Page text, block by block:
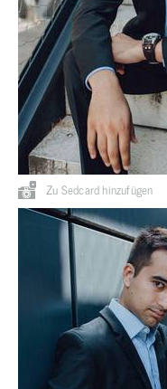
Zu Sedcard hinzufügen